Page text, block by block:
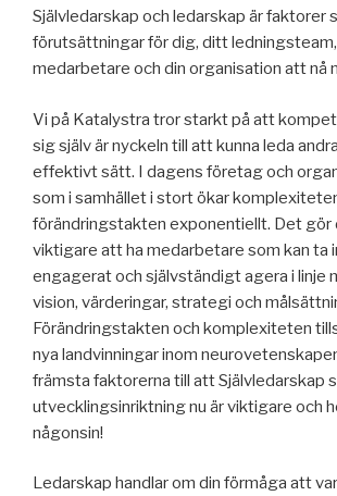
Självledarskap och ledarskap är faktorer
förutsättningar för dig, ditt ledningsteam,
medarbetare och din organisation att nå
Vi på Katalystra tror starkt på att
sig själv är nyckeln till att kunna leda
effektivt sätt. I dagens företag och
som i samhället i stort ökar
förändringstakten exponentiellt. Det gör
viktigare att ha medarbetare som kan ta
engagerat och självständigt agera i linje
vision, värderingar, strategi och
Förändringstakten och komplexiteten
nya landvinningar inom
främsta faktorerna till att Självledarskap
utvecklingsinriktning nu är viktigare och
någonsin!
Ledarskap handlar om din förmåga att